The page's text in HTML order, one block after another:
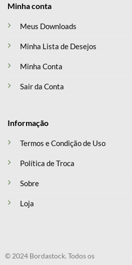
Minha conta
Meus Downloads
Minha Lista de Desejos
Minha Conta
Sair da Conta
Informação
Termos e Condição de Uso
Política de Troca
Sobre
Loja
© 2024 Bordastock. Todos os